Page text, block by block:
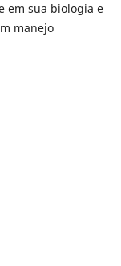
em sua biologia e
manejo